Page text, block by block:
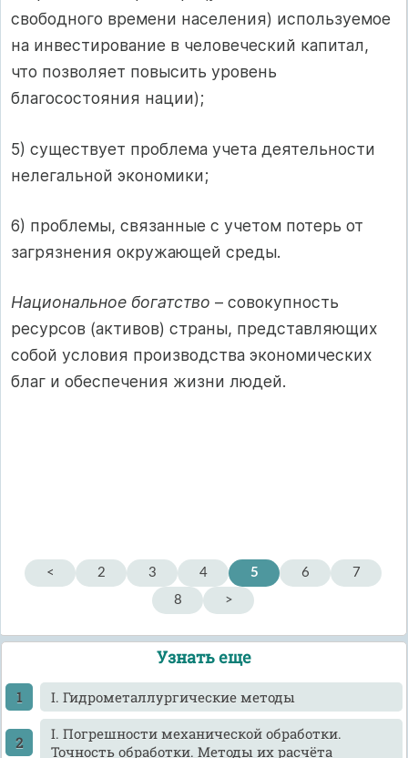
свободного времени населения) используемое
на инвестирование в человеческий капитал,
что позволяет повысить уровень
благосостояния нации);
5) существует проблема учета деятельности
нелегальной экономики;
6) проблемы, связанные с учетом потерь от
загрязнения окружающей среды.
Национальное богатство – совокупность
ресурсов (активов) страны, представляющих
собой условия производства экономических
благ и обеспечения жизни людей.
< 2 3 4 5 6
7
8
>
Узнать еще
I. Гидрометаллургические методы
I. Погрешности механической обработки.
Точность обработки. Методы их расчёта